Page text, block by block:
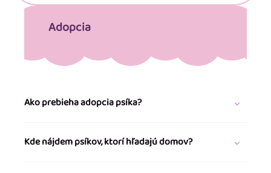
Adopcia
Ako prebieha adopcia psíka?
Kde nájdem psíkov, ktorí hľadajú domov?